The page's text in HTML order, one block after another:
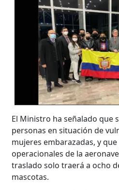
El Ministro ha señalado que
personas en situación de
mujeres embarazadas, y
operacionales de la
traslado solo traerá a ocho
mascotas.